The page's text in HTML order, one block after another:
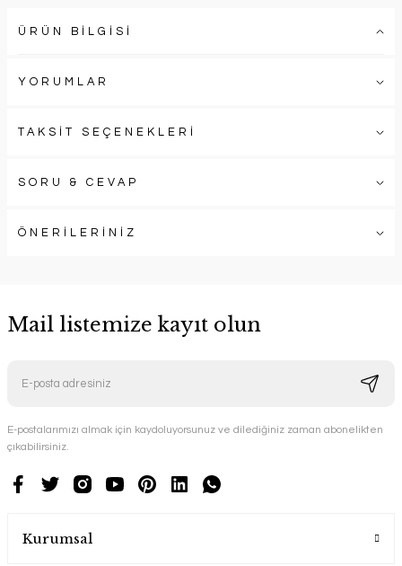
ÜRÜN BİLGİSİ
YORUMLAR
TAKSİT SEÇENEKLERİ
SORU & CEVAP
ÖNERİLERİNİZ
Mail listemize kayıt olun
E-postalarımızı almak için kaydoluyorsunuz ve dilediğiniz zaman abonelikten
çıkabilirsiniz.
Kurumsal